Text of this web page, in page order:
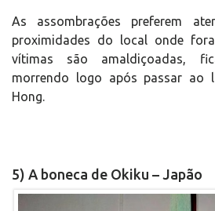
As assombrações preferem
proximidades do local onde
vítimas são amaldiçoadas,
morrendo logo após passar ao
Hong.
5) A boneca de Okiku – Japão